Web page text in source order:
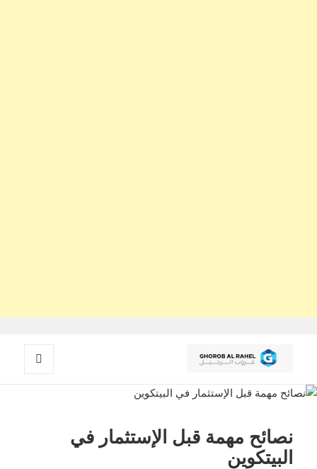
غروب الرحيل
نصائح مهمة قبل الإستثمار في
البيتكوين